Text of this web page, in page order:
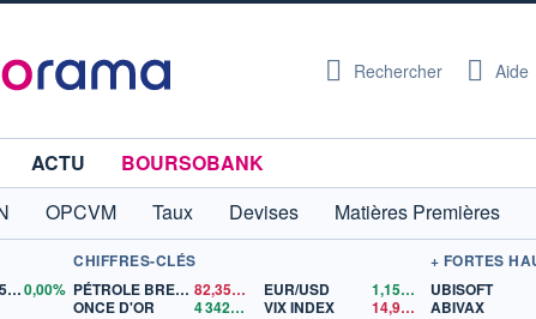
Rechercher Aide
ACTU
BOURSOBANK
OPCVM Taux Devises Matières Premières
30 135,000,00%
CHIFFRES-CLÉS
PÉTROLE BRENT
82,35
$US
ONCE D'OR
4 342,26 $US
EUR/USD 1,1559
$US
VIX INDEX
14,90$US
UBISOFT
ABIVAX